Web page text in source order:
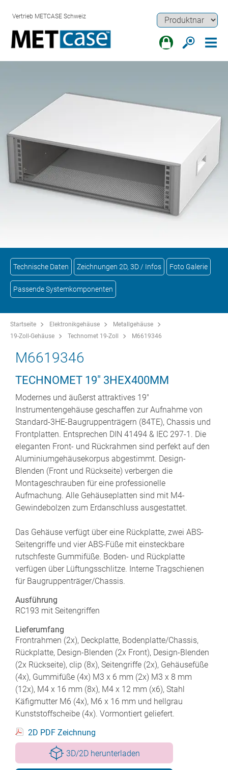
Vertrieb METCASE Schweiz
Technische Daten Zeichnungen 2D, 3D / Infos Foto Galerie
Passende Systemkomponenten
Startseite Elektronikgehäuse
Metallgehäuse
19-Zoll-Gehäuse
Technomet 19-Zoll M6619346
M6619346
TECHNOMET 19" 3HEX400MM
Modernes und äußerst attraktives 19"
Instrumentengehäuse geschaffen zur Aufnahme von
Standard-3HE-Baugruppenträgern (84TE), Chassis und
Frontplatten. Entsprechen DIN 41494 & IEC 297-1. Die
eleganten Front- und Rückrahmen sind perfekt auf den
Aluminiumgehäusekorpus abgestimmt. Design-
Blenden (Front und Rückseite) verbergen die
Montageschrauben für eine professionelle
Aufmachung. Alle Gehäuseplatten sind mit M4-
Gewindebolzen zum Erdanschluss ausgestattet.
Das Gehäuse verfügt über eine Rückplatte, zwei ABS-
Seitengriffe und vier ABS-Füße mit einsteckbare
rutschfeste Gummifüße. Boden- und Rückplatte
verfügen über Lüftungsschlitze. Interne Tragschienen
für Baugruppenträger/Chassis.
Ausführung
RC193 mit Seitengriffen
Lieferumfang
Frontrahmen (2x), Deckplatte, Bodenplatte/Chassis,
Rückplatte, Design-Blenden (2x Front), Design-Blenden
(2x Rückseite), clip (8x), Seitengriffe (2x), Gehäusefüße
(4x), Gummifüße (4x) M3 x 6 mm (2x) M3 x 8 mm
(12x), M4 x 16 mm (8x), M4 x 12 mm (x6), Stahl
Käfigmutter M6 (4x), M6 x 16 mm und hellgrau
Kunststoffscheibe (4x). Vormontiert geliefert.
2D PDF Zeichnung
3D/2D herunterladen